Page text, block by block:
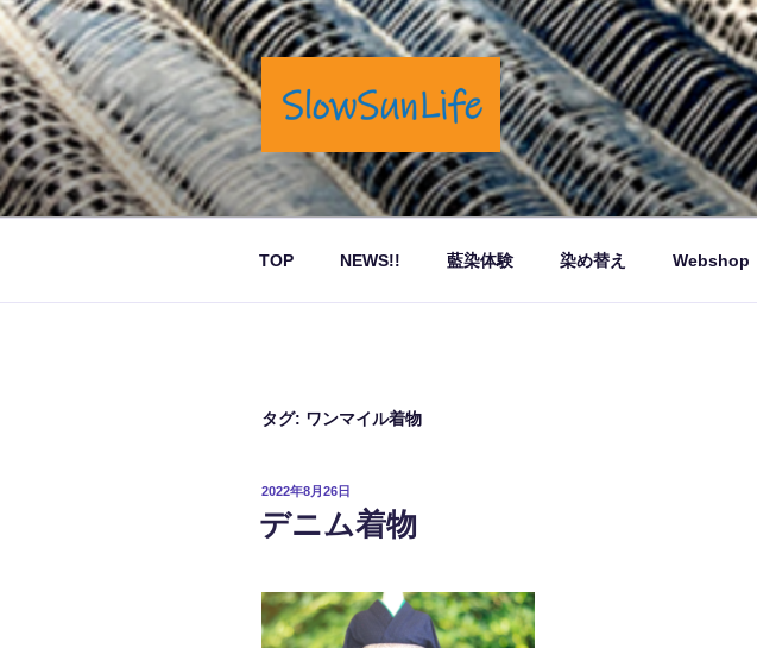
コ
ン
テ
ン
ツ
へ
ス
キ
岡山市奉還町でカフェと藍染商品を製造販売しています。
TOP NEWS!! 藍染体験 染め替え Webshop
タグ: ワンマイル着物
投
日:
2022年8月26日
デニム着物